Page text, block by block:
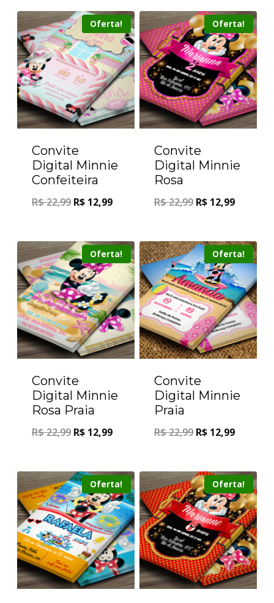
Oferta!
Convite
Digital Minnie
Confeiteira
R$22,99 R$ 12,99
Oferta!
Convite
Digital Minnie
Rosa
R$22,99 R$ 12,99
Oferta!
Convite
Digital Minnie
Rosa Praia
R$22,99 R$ 12,99
Oferta!
Convite
Digital Minnie
Praia
R$22,99 R$ 12,99
Oferta! Oferta!